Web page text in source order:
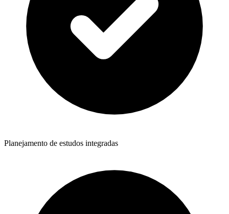
Planejamento de estudos integradas